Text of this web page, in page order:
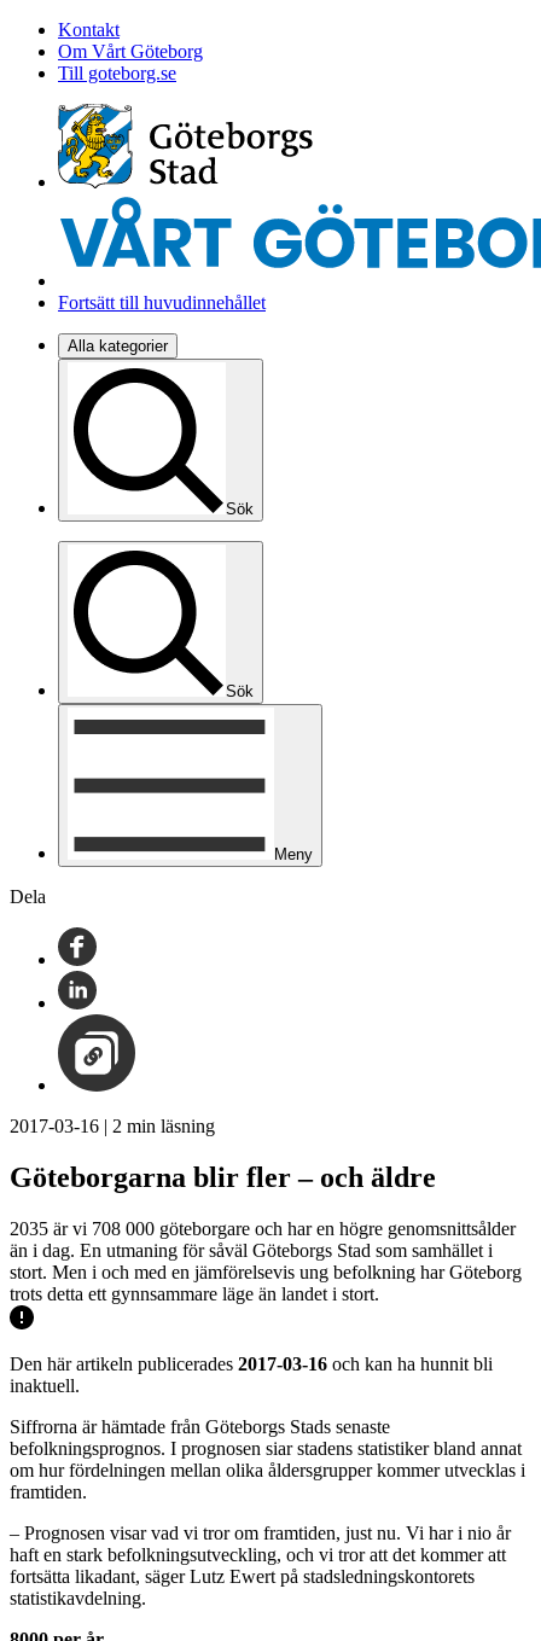
Kontakt
Om Vårt Göteborg
Till goteborg.se
Fortsätt till huvudinnehållet
Alla kategorier
Sök
Sök
Meny
Dela
2017-03-16 | 2 min läsning
Göteborgarna blir fler – och äldre
2035 är vi 708 000 göteborgare och har en högre genomsnittsålder
än i dag. En utmaning för såväl Göteborgs Stad som samhället i
stort. Men i och med en jämförelsevis ung befolkning har Göteborg
trots detta ett gynnsammare läge än landet i stort.
Den här artikeln publicerades 2017-03-16 och kan ha hunnit bli
inaktuell.
Siffrorna är hämtade från Göteborgs Stads senaste
befolkningsprognos. I prognosen siar stadens statistiker bland annat
om hur fördelningen mellan olika åldersgrupper kommer utvecklas i
framtiden.
– Prognosen visar vad vi tror om framtiden, just nu. Vi har i nio år
haft en stark befolkningsutveckling, och vi tror att det kommer att
fortsätta likadant, säger Lutz Ewert på stadsledningskontorets
statistikavdelning.